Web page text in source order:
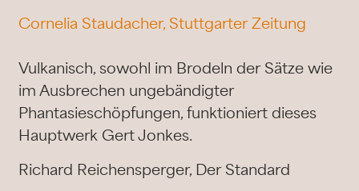
Cornelia Staudacher, Stuttgarter Zeitung
Vulkanisch, sowohl im Brodeln der Sätze wie
im Ausbrechen ungebändigter
Phantasieschöpfungen, funktioniert dieses
Hauptwerk Gert Jonkes.
Richard Reichensperger, Der Standard